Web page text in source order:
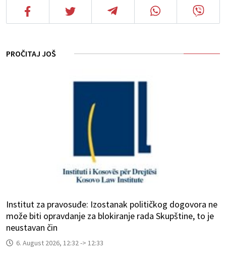
PROČITAJ JOŠ
Institut za pravosuđe: Izostanak političkog dogovora ne
može biti opravdanje za blokiranje rada Skupštine, to je
neustavan čin
6. August 2026, 12:32 -> 12:33